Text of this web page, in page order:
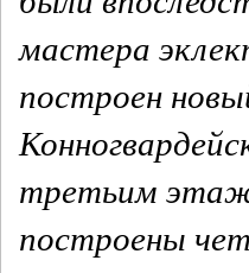
мастера
построен
третьим
построены